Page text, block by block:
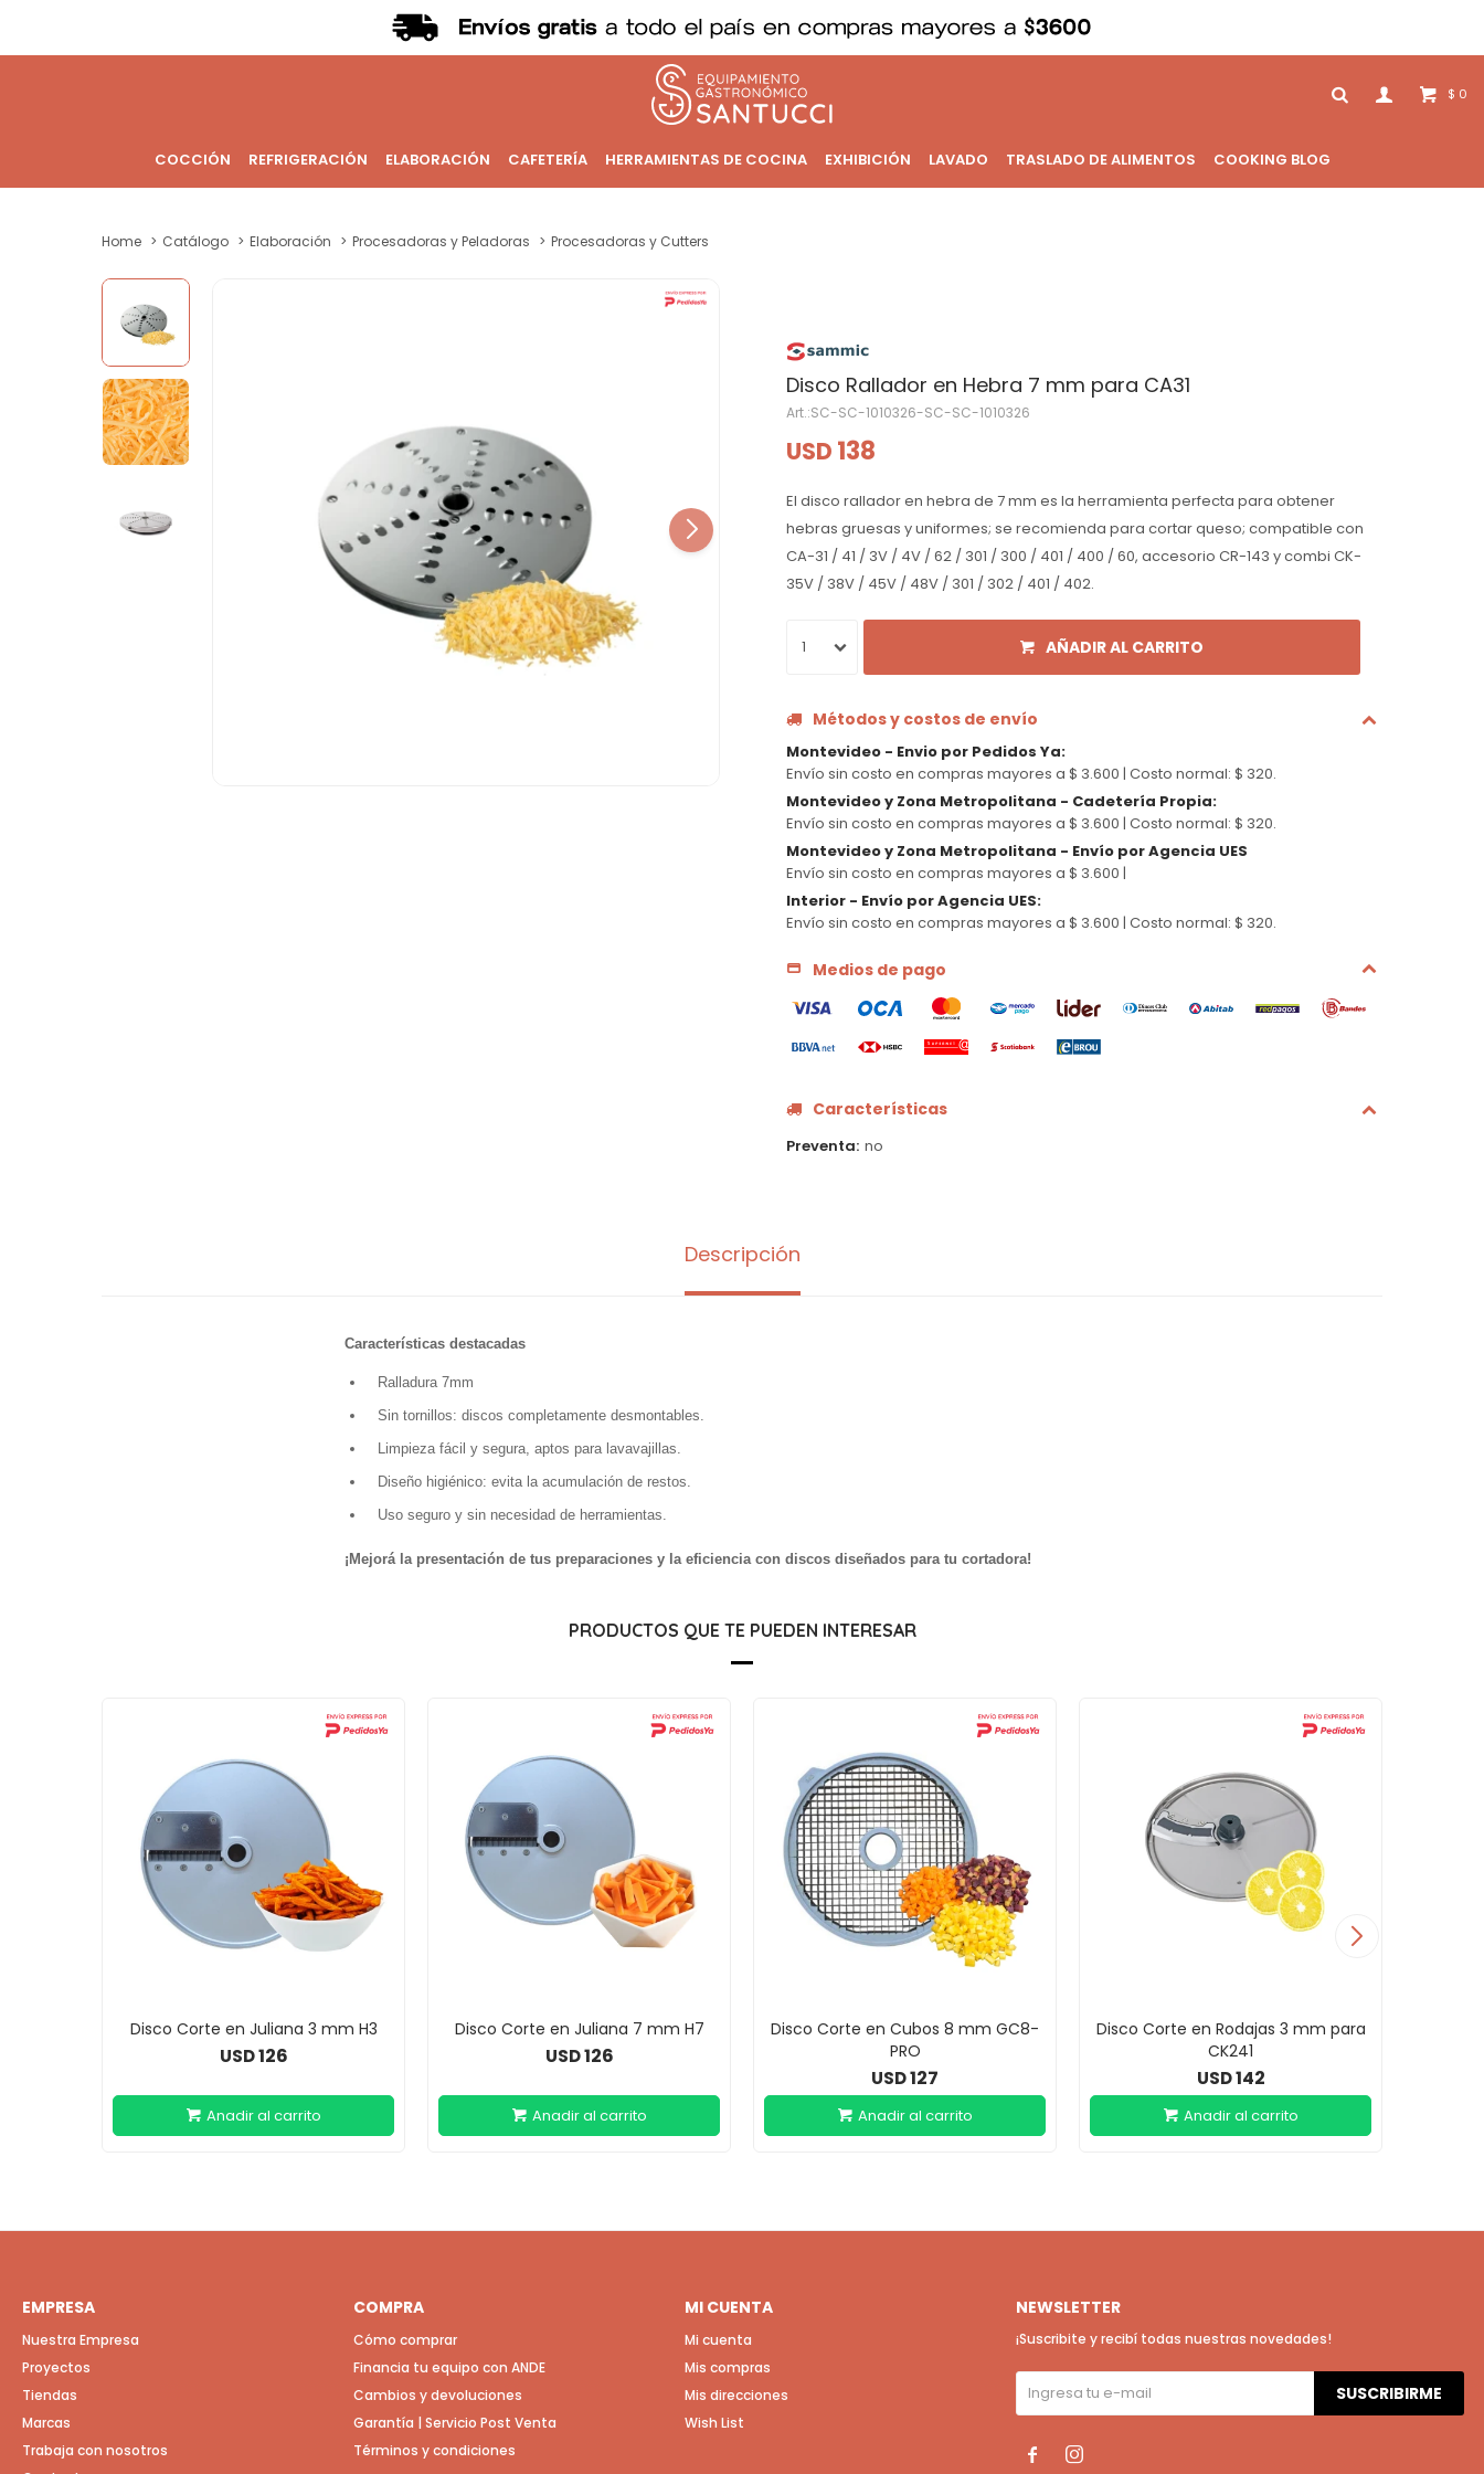
COCCIÓN REFRIGERACIÓN ELABORACIÓN CAFETERÍA HERRAMIENTAS DE COCINA EXHIBICIÓN LAVADO TRASLADO DE ALIMENTOS COOKING BLOG
$ 0
Home Catálogo Elaboración Procesadoras y Peladoras Procesadoras y Cutters
Disco Rallador en Hebra 7 mm para CA31
SC-SC-1010326-SC-SC-1010326
USD 138
El disco rallador en hebra de 7 mm es la herramienta perfecta para obtener
hebras gruesas y uniformes; se recomienda para cortar queso; compatible con
CA-31 / 41 / 3V / 4V / 62 / 301 / 300 / 401 / 400 / 60, accesorio CR-143 y combi CK-
35V / 38V / 45V / 48V / 301 / 302 / 401 / 402.
1 AÑADIR AL CARRITO
Métodos y costos de envío
Montevideo - Envio por Pedidos Ya:
Envío sin costo en compras mayores a $ 3.600 | Costo normal: $ 320.
Montevideo y Zona Metropolitana - Cadetería Propia:
Envío sin costo en compras mayores a $ 3.600 | Costo normal: $ 320.
Montevideo y Zona Metropolitana - Envío por Agencia UES
Envío sin costo en compras mayores a $ 3.600 |
Interior - Envío por Agencia UES:
Envío sin costo en compras mayores a $ 3.600 | Costo normal: $ 320.
Medios de pago
Características
Preventa no
Descripción
Características destacadas
Ralladura 7mm
Sin tornillos: discos completamente desmontables.
Limpieza fácil y segura, aptos para lavavajillas.
Diseño higiénico: evita la acumulación de restos.
Uso seguro y sin necesidad de herramientas.
¡Mejorá la presentación de tus preparaciones y la eficiencia con discos diseñados para tu cortadora!
PRODUCTOS QUE TE PUEDEN INTERESAR
Disco Corte en Juliana 3 mm H3
USD126
Disco Corte en Juliana 7 mm H7
USD126
Disco Corte en Cubos 8 mm GC8-
PRO
USD127
Disco Corte en Rodajas 3 mm para
CK241
USD142
EMPRESA
Nuestra Empresa
Proyectos
Tiendas
Marcas
Trabaja con nosotros
COMPRA
Cómo comprar
Financia tu equipo con ANDE
Cambios y devoluciones
Garantía | Servicio Post Venta
Términos y condiciones
MI CUENTA
Mi cuenta
Mis compras
Mis direcciones
Wish List
NEWSLETTER
¡Suscribite y recibí todas nuestras novedades!
SUSCRIBIRME
 